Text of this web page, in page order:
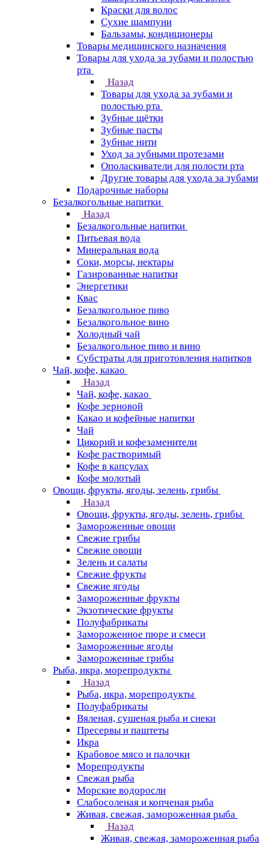
Краски для волос
Сухие шампуни
Бальзамы, кондиционеры
Товары медицинского назначения
Товары для ухода за зубами и полостью
рта
Назад
Товары для ухода за зубами и
полостью рта
Зубные щётки
Зубные пасты
Зубные нити
Уход за зубными протезами
Ополаскиватели для полости рта
Другие товары для ухода за зубами
Подарочные наборы
Безалкогольные напитки
Назад
Безалкогольные напитки
Питьевая вода
Минеральная вода
Соки, морсы, нектары
Газированные напитки
Энергетики
Квас
Безалкогольное пиво
Безалкогольное вино
Холодный чай
Безалкогольное пиво и вино
Субстраты для приготовления напитков
Чай, кофе, какао
Назад
Чай, кофе, какао
Кофе зерновой
Какао и кофейные напитки
Чай
Цикорий и кофезаменители
Кофе растворимый
Кофе в капсулах
Кофе молотый
Овощи, фрукты, ягоды, зелень, грибы
Назад
Овощи, фрукты, ягоды, зелень, грибы
Замороженные овощи
Свежие грибы
Свежие овощи
Зелень и салаты
Свежие фрукты
Свежие ягоды
Замороженные фрукты
Экзотические фрукты
Полуфабрикаты
Замороженное пюре и смеси
Замороженные ягоды
Замороженные грибы
Рыба, икра, морепродукты
Назад
Рыба, икра, морепродукты
Полуфабрикаты
Вяленая, сушеная рыба и снеки
Пресервы и паштеты
Икра
Крабовое мясо и палочки
Морепродукты
Свежая рыба
Морские водоросли
Слабосоленая и копченая рыба
Живая, свежая, замороженная рыба
Назад
Живая, свежая, замороженная рыба